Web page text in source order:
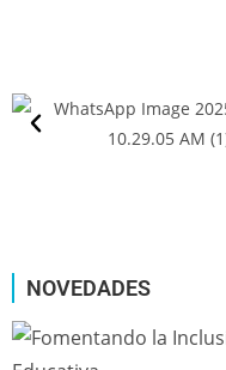
NOVEDADES